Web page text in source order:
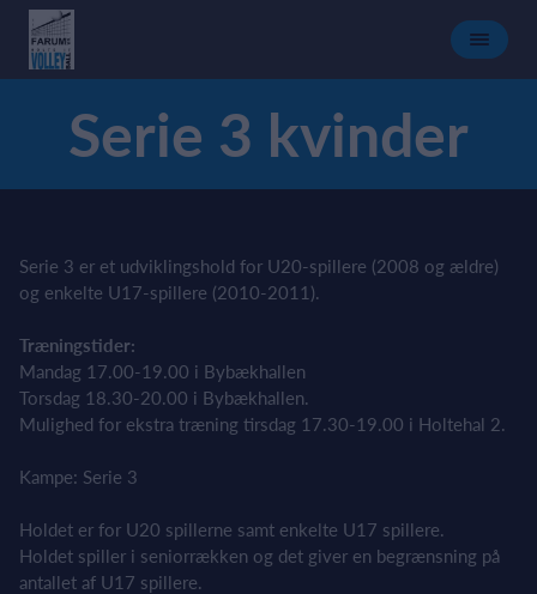
Serie 3 kvinder
Serie 3 er et udviklingshold for U20-spillere (2008 og ældre)
og enkelte U17-spillere (2010-2011).
Træningstider:
Mandag 17.00-19.00 i Bybækhallen
Torsdag 18.30-20.00 i Bybækhallen.
Mulighed for ekstra træning tirsdag 17.30-19.00 i Holtehal 2.
Kampe: Serie 3
Holdet er for U20 spillerne samt enkelte U17 spillere.
Holdet spiller i seniorrækken og det giver en begrænsning på
antallet af U17 spillere.